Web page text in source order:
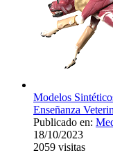
Modelos
Enseñanza
Publicado en:
18/10/2023
2059 visitas